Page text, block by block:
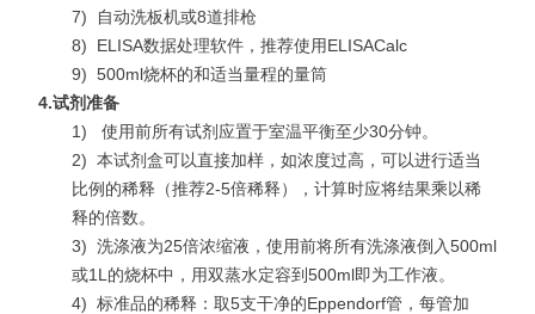
7)
自动洗板机或8道排枪
8)
ELISA数据处理软件，推荐使用ELISACalc
9) 500ml烧杯的和适当量程的量筒
4.试剂准备
1)
使用前所有试剂应置于室温平衡至少30分钟。
2) 本试剂盒可以直接加样，如浓度过高，可以进行适当
比例的稀释（推荐2-5倍稀释），计算时应将结果乘以稀
释的倍数。
3) 洗涤液为25倍浓缩液，使用前将所有洗涤液倒入500ml
或1L的烧杯中，用双蒸水定容到500ml即为工作液。
4) 标准品的稀释：取5支干净的Eppendorf管，每管加